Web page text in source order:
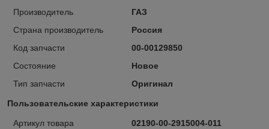
Производитель
ГАЗ
Страна производитель
Россия
Код запчасти
00-00129850
Состояние
Новое
Тип запчасти
Оригинал
Пользовательские характеристики
Артикул товара
02190-00-2915004-011